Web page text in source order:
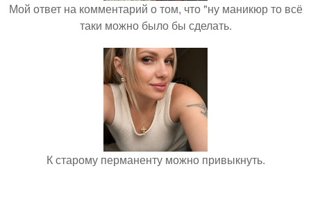
Мой ответ на комментарий о том, что "ну маникюр то всё
таки можно было бы сделать.
К старому перманенту можно привыкнуть.